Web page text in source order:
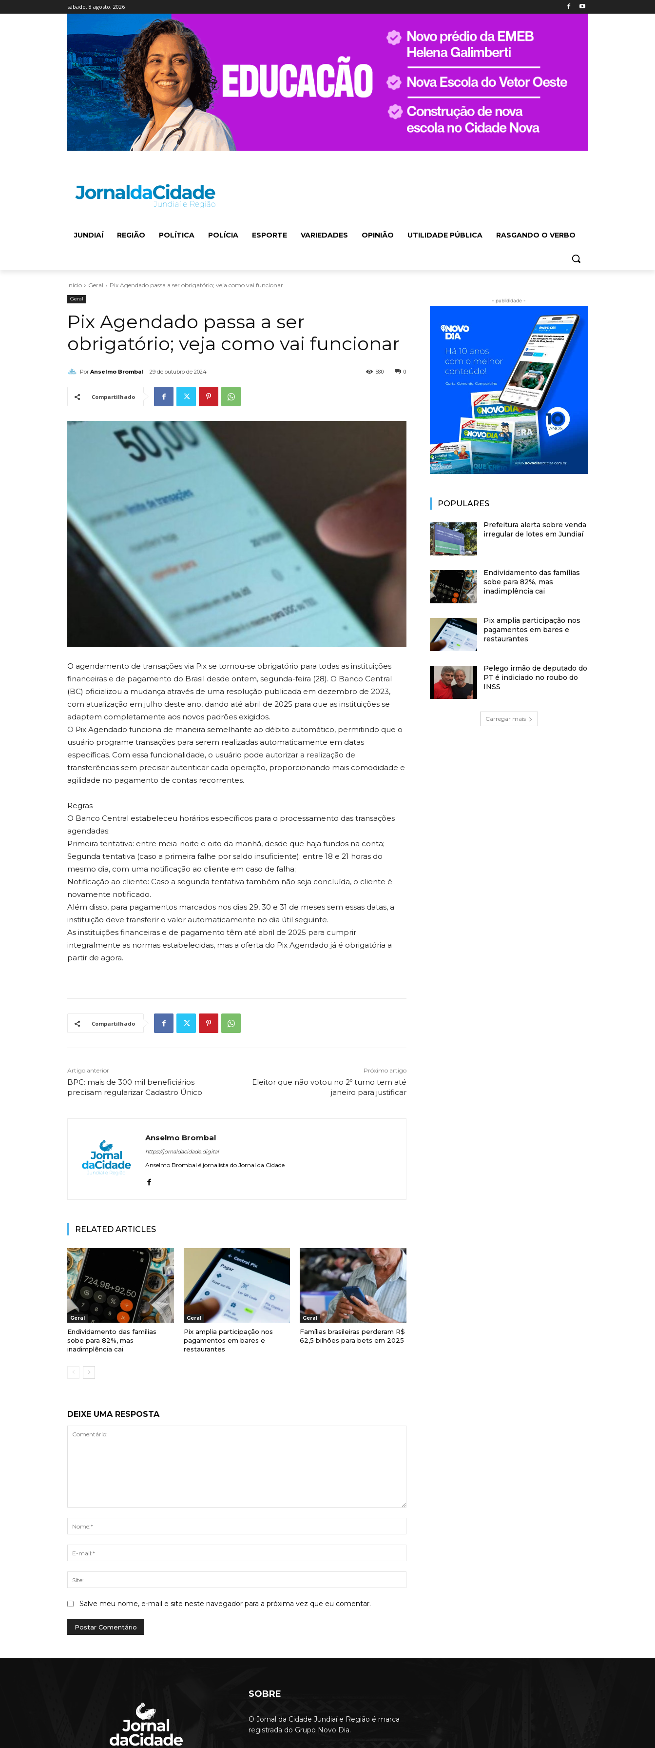
sábado, 8 agosto, 2026
JUNDIAÍ REGIÃO POLÍTICA POLÍCIA ESPORTE VARIEDADES OPINIÃO UTILIDADE PÚBLICA RASGANDO O VERBO
Início Geral Pix Agendado passa a ser obrigatório; veja como vai funcionar
Geral
Pix Agendado passa a ser
obrigatório; veja como vai funcionar
Por Anselmo Brombal 29 de outubro de 2024 0
580
Compartilhado
O agendamento de transações via Pix se tornou-se obrigatório para todas as instituições
financeiras e de pagamento do Brasil desde ontem, segunda-feira (28). O Banco Central
(BC) oficializou a mudança através de uma resolução publicada em dezembro de 2023,
com atualização em julho deste ano, dando até abril de 2025 para que as instituições se
adaptem completamente aos novos padrões exigidos.
O Pix Agendado funciona de maneira semelhante ao débito automático, permitindo que o
usuário programe transações para serem realizadas automaticamente em datas
específicas. Com essa funcionalidade, o usuário pode autorizar a realização de
transferências sem precisar autenticar cada operação, proporcionando mais comodidade e
agilidade no pagamento de contas recorrentes.
Regras
O Banco Central estabeleceu horários específicos para o processamento das transações
agendadas:
Primeira tentativa: entre meia-noite e oito da manhã, desde que haja fundos na conta;
Segunda tentativa (caso a primeira falhe por saldo insuficiente): entre 18 e 21 horas do
mesmo dia, com uma notificação ao cliente em caso de falha;
Notificação ao cliente: Caso a segunda tentativa também não seja concluída, o cliente é
novamente notificado.
Além disso, para pagamentos marcados nos dias 29, 30 e 31 de meses sem essas datas, a
instituição deve transferir o valor automaticamente no dia útil seguinte.
As instituições financeiras e de pagamento têm até abril de 2025 para cumprir
integralmente as normas estabelecidas, mas a oferta do Pix Agendado já é obrigatória a
partir de agora.
Compartilhado
Artigo anterior
BPC: mais de 300 mil beneficiários
precisam regularizar Cadastro Único
Próximo artigo
Eleitor que não votou no 2º turno tem até
janeiro para justificar
Anselmo Brombal
https://jornaldacidade.digital
Anselmo Brombal é jornalista do Jornal da Cidade
RELATED ARTICLES
Geral
Endividamento das famílias
sobe para 82%, mas
inadimplência cai
Geral
Pix amplia participação nos
pagamentos em bares e
restaurantes
Geral
Famílias brasileiras perderam R$
62,5 bilhões para bets em 2025
DEIXE UMA RESPOSTA
mail:*
Salve meu nome, e-mail e site neste navegador para a próxima vez que eu comentar.
- publididade -
POPULARES
Prefeitura alerta sobre venda
irregular de lotes em Jundiaí
Endividamento das famílias
sobe para 82%, mas
inadimplência cai
Pix amplia participação nos
pagamentos em bares e
restaurantes
Pelego irmão de deputado do
PT é indiciado no roubo do
INSS
Carregar mais
SOBRE
O Jornal da Cidade Jundiaí e Região é marca
registrada do Grupo Novo Dia.